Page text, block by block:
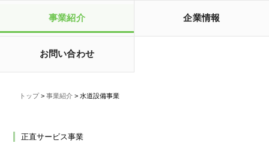
事業紹介 企業情報
お問い合わせ
トップ>事業紹介 > 水道設備事業
正直サービス事業